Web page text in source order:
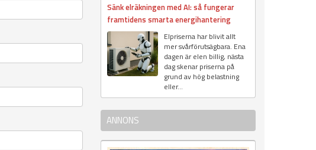
Sänk elräkningen med AI: så fungerar
framtidens smarta energihantering
Elpriserna har blivit allt
mer svårförutsägbara. Ena
dagen är elen billig, nästa
dag skenar priserna på
grund av hög belastning
eller...
ANNONS